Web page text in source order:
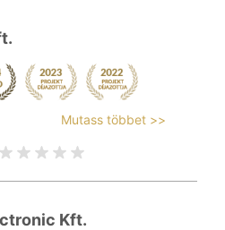
Mutass többet >>
Kft.